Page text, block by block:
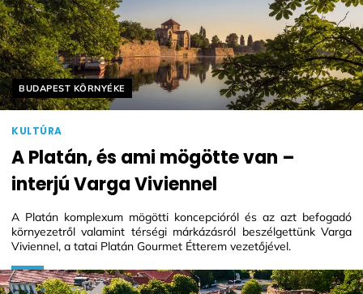
Helyszín címkék:
BUDAPEST KÖRNYÉKE
KULTÚRA
A Platán, és ami mögötte van –
interjú Varga Viviennel
A Platán komplexum mögötti koncepcióról és az azt befogadó
környezetről valamint térségi márkázásról beszélgettünk Varga
Viviennel, a tatai Platán Gourmet Étterem vezetőjével.